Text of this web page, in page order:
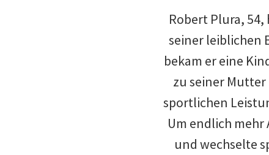
Robert Plura, 54,
seiner leiblichen
bekam er eine
zu seiner
sportlichen
Um endlich
und wechselte